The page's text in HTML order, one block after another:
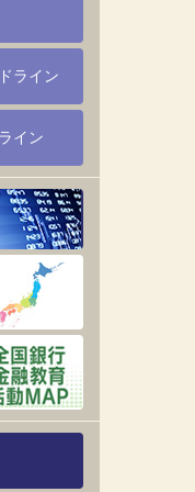
ライン
イン